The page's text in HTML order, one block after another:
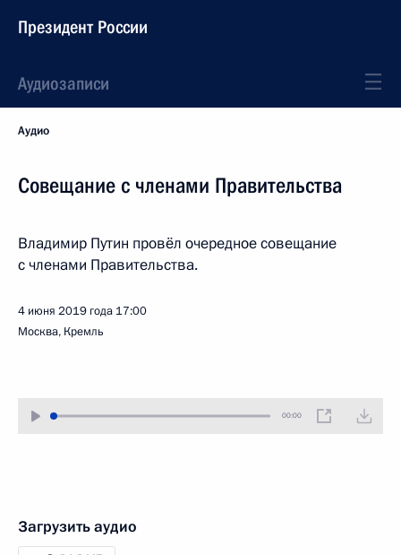
Президент России
Аудиозаписи
Аудио
Совещание с членами Правительства
Владимир Путин провёл очередное совещание
с членами Правительства.
4 июня 2019 года 17:00
Москва, Кремль
00:00
Загрузить аудио